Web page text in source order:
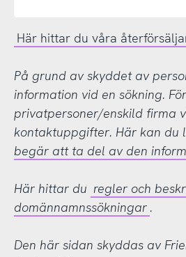
Här hittar du våra
På grund av skyddet av
information vid en sökning.
privatpersoner/enskild firma
kontaktuppgifter. Här kan du
begär att ta del av den
Här hittar du regler och
domännamnssökningar .
Den här sidan skyddas av